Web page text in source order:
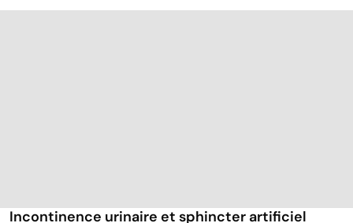
Incontinence urinaire et sphincter artificiel